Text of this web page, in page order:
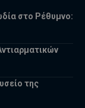
στο Ρέθυμνο:
της